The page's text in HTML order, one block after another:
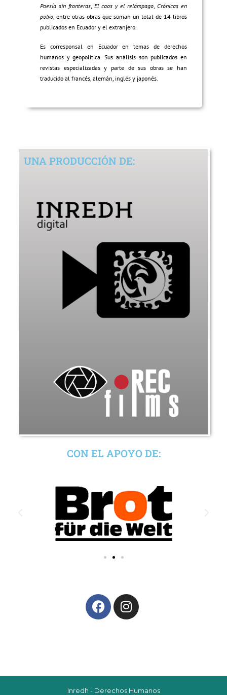
Poesía sin fronteras El caos y el relámpago Crónicas en
polvo , entre otras obras que suman un total de 14 libros
publicados en Ecuador y el extranjero.
Es corresponsal en Ecuador en temas de derechos
humanos y geopolítica. Sus análisis son publicados en
revistas especializadas y parte de sus obras se han
traducido al francés, alemán, inglés y japonés.
UNA PRODUCCIÓN DE:
CON EL APOYO DE:
Inredh - Derechos Humanos